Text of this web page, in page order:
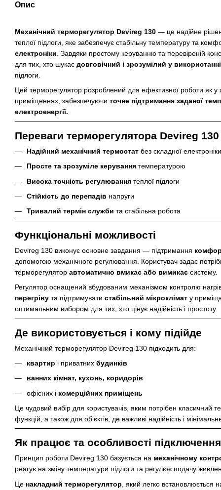
Опис
Механічний терморегулятор Devireg 130 — це надійне
теплої підлоги, яке забезпечує стабільну температуру та
електроніки . Завдяки простому керуванню та перевіреній
для тих, хто шукає довговічний і зрозумілий у використанні
підлоги.
Цей терморегулятор розроблений для ефективної роботи як у
приміщеннях, забезпечуючи точне підтримання заданої
електроенергії.
Переваги терморегулятора Devireg 130
Надійний механічний термостат без складної електроніки
Просте та зрозуміле керування температурою
Висока точність регулювання теплої підлоги
Стійкість до перепадів напруги
Тривалий термін служби та стабільна робота
Функціональні можливості
Devireg 130 виконує основне завдання — підтримання
допомогою механічного регулювання. Користувач задає
терморегулятор автоматично вмикає або вимикає систему.
Регулятор оснащений вбудованим механізмом контролю
перегріву та підтримувати стабільний мікроклімат у
оптимальним вибором для тих, хто цінує надійність і простоту.
Де використовується і кому підійде
Механічний терморегулятор Devireg 130 підходить для:
квартир і приватних будинків
ванних кімнат, кухонь, коридорів
офісних і комерційних приміщень
Це чудовий вибір для користувачів, яким потрібен класичний
функцій, а також для об’єктів, де важливі надійність і
Як працює та особливості підключення
Принцип роботи Devireg 130 базується на механічному
реагує на зміну температури підлоги та регулює подачу
Це накладний терморегулятор , який легко встановлюється